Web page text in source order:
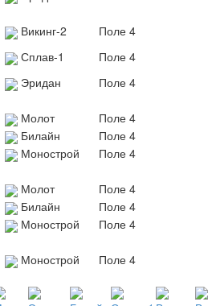
Викинг-2
Поле 4
Сплав-1
Поле 4
Эридан
Поле 4
Молот
Поле 4
Билайн
Поле 4
Монострой
Поле 4
Молот
Поле 4
Билайн
Поле 4
Монострой
Поле 4
Монострой
Поле 4